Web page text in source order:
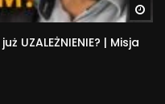
UZALEŻNIENIE? | Misja